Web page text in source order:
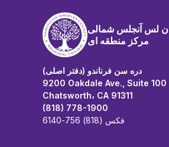
لس آنجلس شمالی
مرکز منطقه ای
دره سن فرناندو (دفتر اصلی)
9200 Oakdale Ave., Suite 100
Chatsworth، CA 91311
(818) 778-1900
فکس (818) 756-6140